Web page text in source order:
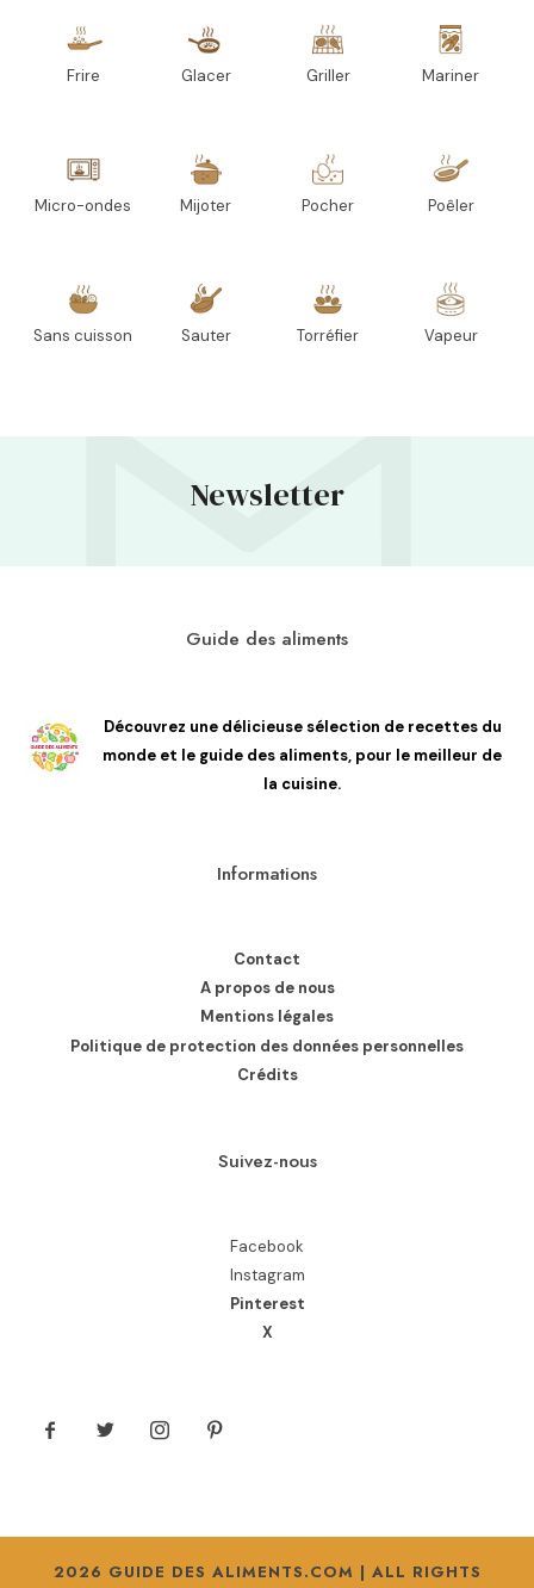
Frire Glacer Griller Mariner
Micro-ondes Mijoter Pocher Poêler
Sans cuisson Sauter Torréfier Vapeur
Newsletter
Guide des aliments
Découvrez une délicieuse sélection de recettes du
monde et le guide des aliments, pour le meilleur de
la cuisine.
Informations
Contact
A propos de nous
Mentions légales
Politique de protection des données personnelles
Crédits
Suivez-nous
Facebook
Instagram
Pinterest
X
2026 GUIDE DES ALIMENTS.COM | ALL RIGHTS